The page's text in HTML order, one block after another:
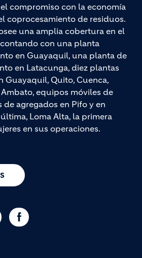
compromiso con la economía
coprocesamiento de residuos.
una amplia cobertura en el
con una planta
en Guayaquil, una planta de
en Latacunga, diez plantas
Guayaquil, Quito, Cuenca,
equipos móviles de
agregados en Pifo y en
Loma Alta, la primera
en sus operaciones.